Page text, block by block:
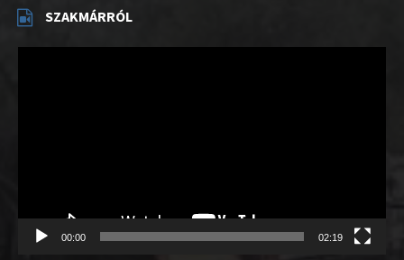
SZAKMÁRRÓL
00:00 02:19